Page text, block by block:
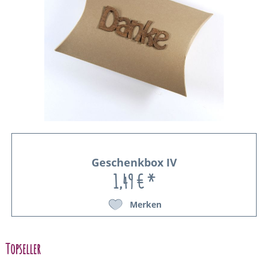
Geschenkbox IV
1,49 € *
Merken
Topseller